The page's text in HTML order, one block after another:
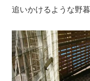
追いかけるような野